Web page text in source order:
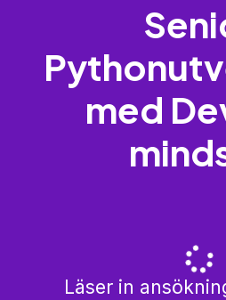
med
Läser in